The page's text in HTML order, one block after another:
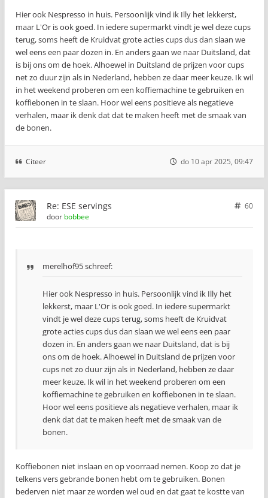
Hier ook Nespresso in huis. Persoonlijk vind ik Illy het lekkerst,
maar L'Or is ook goed. In iedere supermarkt vindt je wel deze cups
terug, soms heeft de Kruidvat grote acties cups dus dan slaan we
wel eens een paar dozen in. En anders gaan we naar Duitsland, dat
is bij ons om de hoek. Alhoewel in Duitsland de prijzen voor cups
net zo duur zijn als in Nederland, hebben ze daar meer keuze. Ik wil
in het weekend proberen om een koffiemachine te gebruiken en
koffiebonen in te slaan. Hoor wel eens positieve als negatieve
verhalen, maar ik denk dat dat te maken heeft met de smaak van
de bonen.
Citeer do 10 apr 2025, 09:47
Re: ESE servings
60
door bobbee
merelhof95 schreef:
Hier ook Nespresso in huis. Persoonlijk vind ik Illy het
lekkerst, maar L'Or is ook goed. In iedere supermarkt
vindt je wel deze cups terug, soms heeft de Kruidvat
grote acties cups dus dan slaan we wel eens een paar
dozen in. En anders gaan we naar Duitsland, dat is bij
ons om de hoek. Alhoewel in Duitsland de prijzen voor
cups net zo duur zijn als in Nederland, hebben ze daar
meer keuze. Ik wil in het weekend proberen om een
koffiemachine te gebruiken en koffiebonen in te slaan.
Hoor wel eens positieve als negatieve verhalen, maar ik
denk dat dat te maken heeft met de smaak van de
bonen.
Koffiebonen niet inslaan en op voorraad nemen. Koop zo dat je
telkens vers gebrande bonen hebt om te gebruiken. Bonen
bederven niet maar ze worden wel oud en dat gaat te kostte van